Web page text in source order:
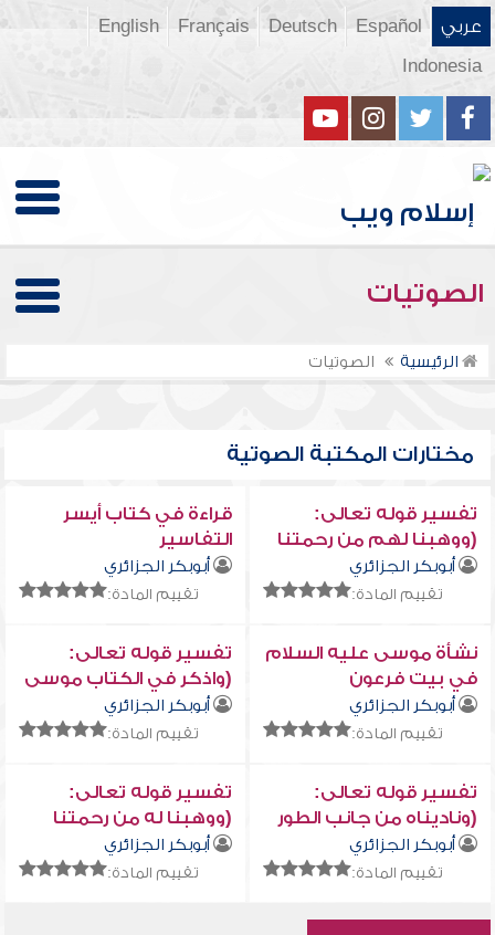
عربي Español
Deutsch
Français
English
Indonesia
الصوتيات
الرئيسية الصوتيات
مختارات المكتبة الصوتية
تفسير قوله تعالى:
(ووهبنا لهم من رحمتنا
وجعلنا لهم لسان صدق
علياً)
أبوبكر الجزائري
تقييم المادة:
قراءة في كتاب أيسر
التفاسير
أبوبكر الجزائري
تقييم المادة:
نشأة موسى عليه السلام
في بيت فرعون
أبوبكر الجزائري
تقييم المادة:
تفسير قوله تعالى:
(واذكر في الكتاب موسى
إنه كان مخلصاً وكان
رسولاً نبياً)
أبوبكر الجزائري
تقييم المادة:
تفسير قوله تعالى:
(وناديناه من جانب الطور
الأيمن وقربناه نجيَّا)
أبوبكر الجزائري
تقييم المادة:
تفسير قوله تعالى:
(ووهبنا له من رحمتنا
أخاه هارون نبياً)
أبوبكر الجزائري
تقييم المادة: